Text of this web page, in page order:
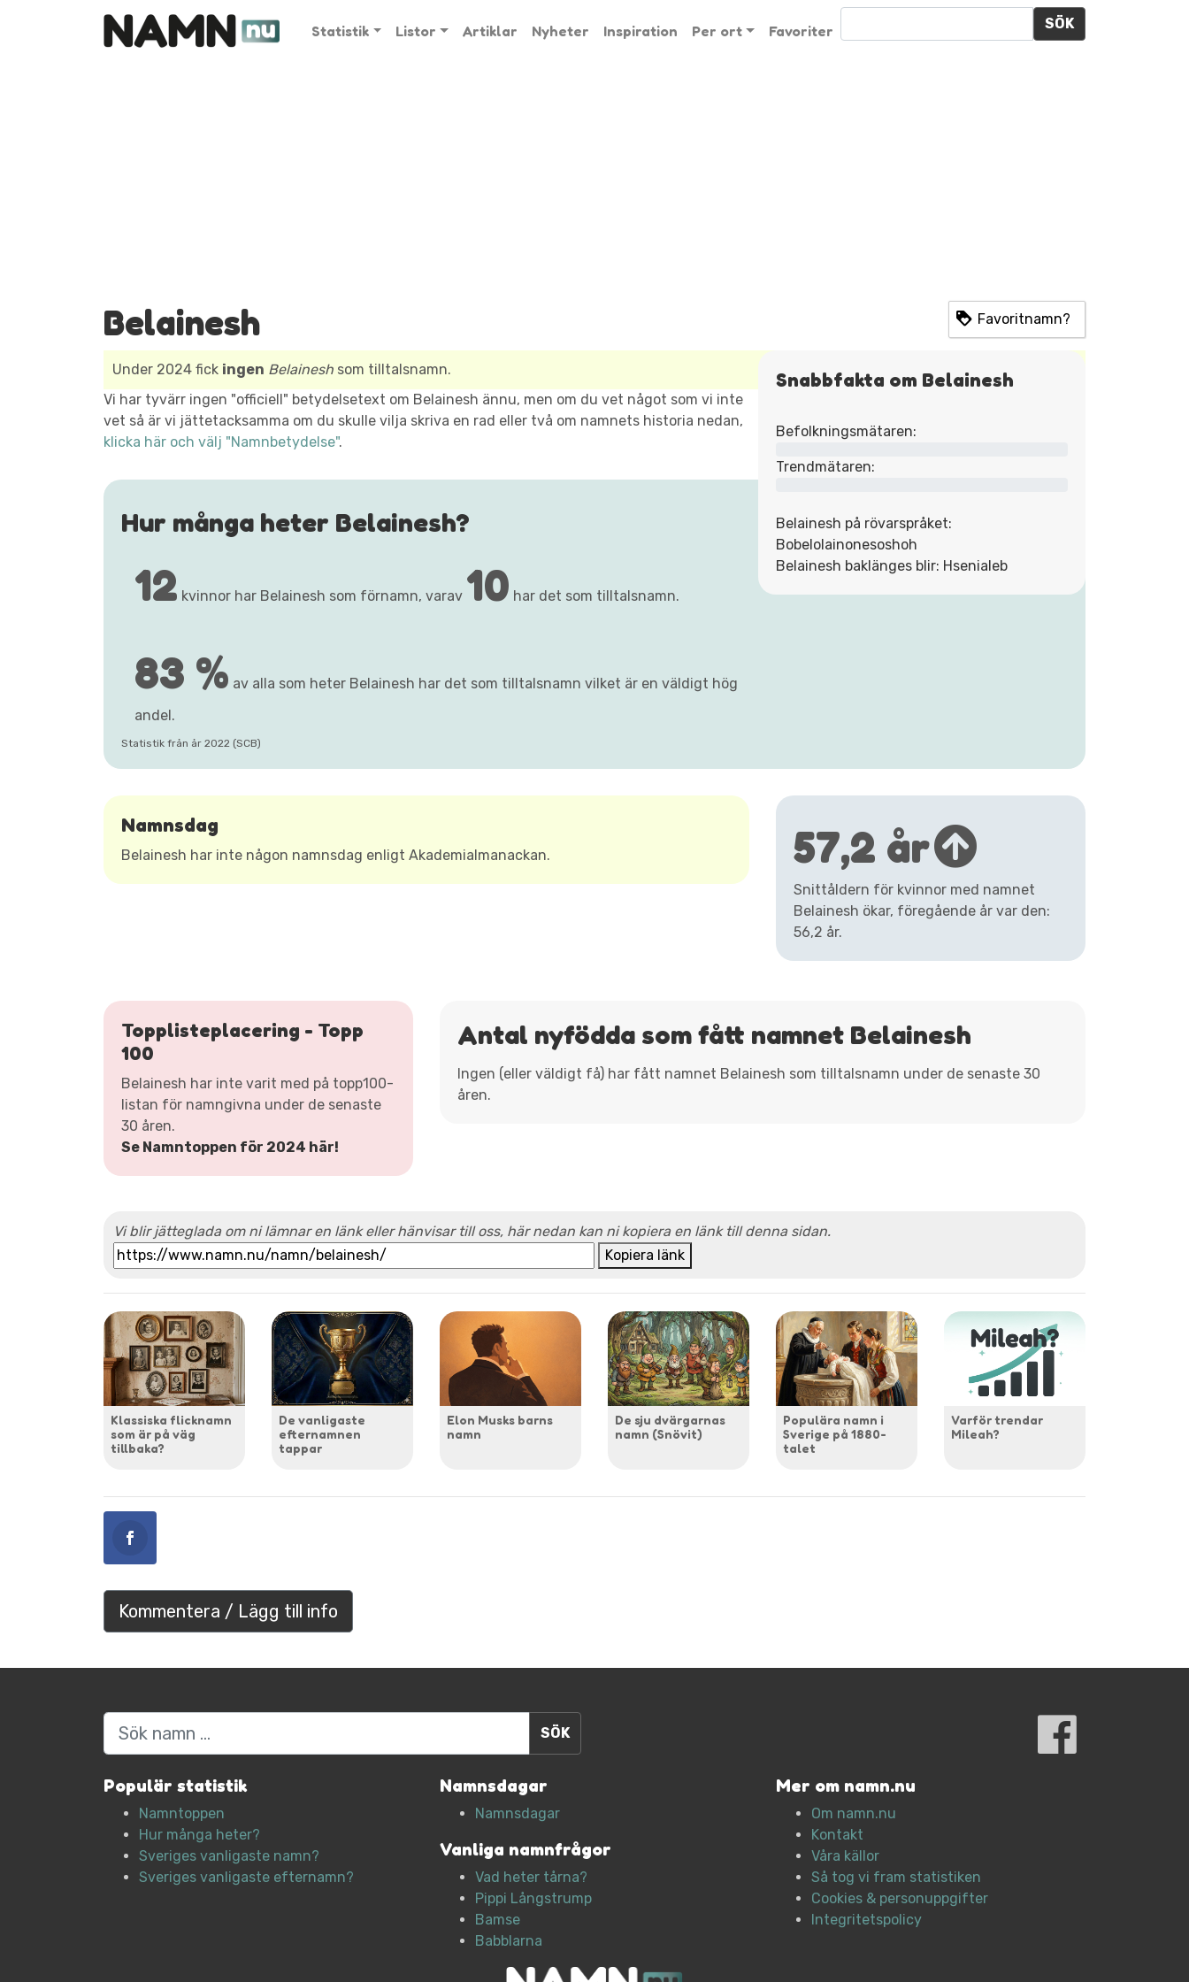
Statistik Listor Artiklar Nyheter Inspiration Per ort Favoriter SÖK
Belainesh Favoritnamn?
Snabbfakta om Belainesh
Befolkningsmätaren:
Trendmätaren:
Belainesh på rövarspråket:
Bobelolainonesoshoh
Belainesh baklänges blir: Hsenialeb
Under 2024 fick ingen Belainesh som tilltalsnamn.
Vi har tyvärr ingen "officiell" betydelsetext om Belainesh ännu, men om du vet något som vi inte
vet så är vi jättetacksamma om du skulle vilja skriva en rad eller två om namnets historia nedan,
klicka här och välj "Namnbetydelse".
Hur många heter Belainesh?
12 kvinnor har Belainesh som förnamn, varav 10 har det som tilltalsnamn.
83 % av alla som heter Belainesh har det som tilltalsnamn vilket är en väldigt hög
andel.
Statistik från år 2022 (SCB)
Namnsdag
Belainesh har inte någon namnsdag enligt Akademialmanackan. 57,2 år
Snittåldern för kvinnor med namnet
Belainesh ökar, föregående år var den:
56,2 år.
Topplisteplacering - Topp
100
Belainesh har inte varit med på topp100-
listan för namngivna under de senaste
30 åren.
Se Namntoppen för 2024 här!
Antal nyfödda som fått namnet Belainesh
Ingen (eller väldigt få) har fått namnet Belainesh som tilltalsnamn under de senaste 30
åren.
Vi blir jätteglada om ni lämnar en länk eller hänvisar till oss, här nedan kan ni kopiera en länk till denna sidan.
Kopiera länk
Klassiska flicknamn
som är på väg
tillbaka?
De vanligaste
efternamnen
tappar
Elon Musks barns
namn
De sju dvärgarnas
namn (Snövit)
Populära namn i
Sverige på 1880-
talet
Varför trendar
Mileah?
Kommentera / Lägg till info
Sök
Populär statistik
Namntoppen
Hur många heter?
Sveriges vanligaste namn?
Sveriges vanligaste efternamn?
Namnsdagar
Namnsdagar
Vanliga namnfrågor
Vad heter tårna?
Pippi Långstrump
Bamse
Babblarna
Mer om namn.nu
Om namn.nu
Kontakt
Våra källor
Så tog vi fram statistiken
Cookies & personuppgifter
Integritetspolicy